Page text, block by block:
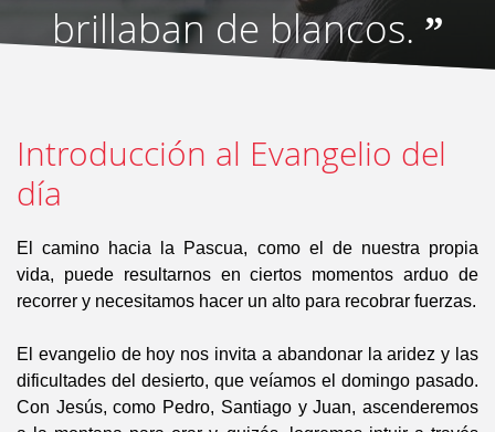
brillaban de blancos. ”
Introducción al Evangelio del
día
El camino hacia la Pascua, como el de nuestra propia
vida, puede resultarnos en ciertos momentos arduo de
recorrer y necesitamos hacer un alto para recobrar fuerzas.
El evangelio de hoy nos invita a abandonar la aridez y las
dificultades del desierto, que veíamos el domingo pasado.
Con Jesús, como Pedro, Santiago y Juan, ascenderemos